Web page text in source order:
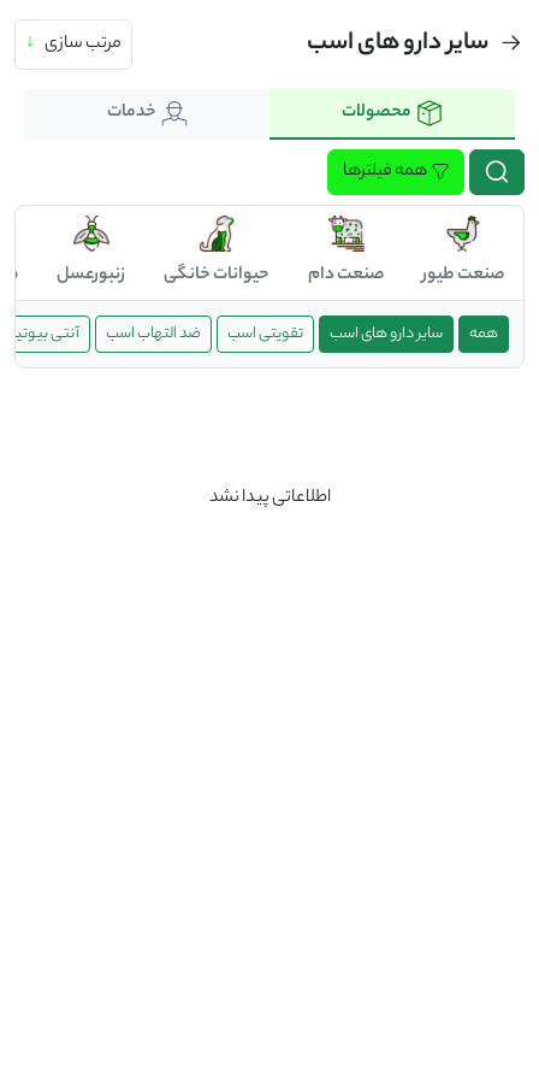
سایر دارو های اسب مرتب سازی ↓
محصولات خدمات
همه فیلترها
صنعت طیور صنعت دام حیوانات خانگی زنبورعسل
همه سایر دارو های اسب تقویتی اسب ضد التهاب اسب آنتی
اطلاعاتی پیدا نشد